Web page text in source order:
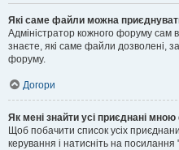
Які саме файли можна
Адміністратор кожного форуму сам
знаєте, які саме файли дозволені,
форуму.
Догори
Як мені знайти усі приєднані
Щоб побачити список усіх
керування і натисніть на